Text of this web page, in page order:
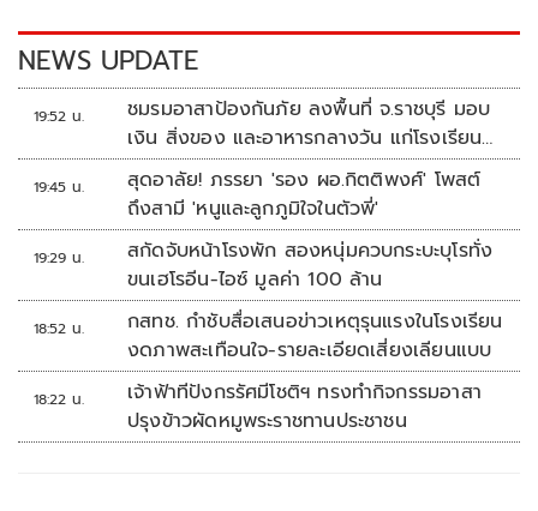
k k
NEWS UPDATE
19:52 น.
ชมรมอาสาป้องกันภัย ลงพื้นที่ จ.ราชบุรี มอบ
เงิน สิ่งของ และอาหารกลางวัน แก่โรงเรียน
บ้านหนองน้ำใส
19:45 น.
สุดอาลัย! ภรรยา 'รอง ผอ.กิตติพงศ์' โพสต์
ถึงสามี 'หนูและลูกภูมิใจในตัวพี่'
19:29 น.
สกัดจับหน้าโรงพัก สองหนุ่มควบกระบะบุโรทั่ง
ขนเฮโรอีน-ไอซ์ มูลค่า 100 ล้าน
18:52 น.
กสทช. กำชับสื่อเสนอข่าวเหตุรุนแรงในโรงเรียน
งดภาพสะเทือนใจ-รายละเอียดเสี่ยงเลียนแบบ
18:22 น.
เจ้าฟ้าทีปังกรรัศมีโชติฯ ทรงทำกิจกรรมอาสา
ปรุงข้าวผัดหมูพระราชทานประชาชน